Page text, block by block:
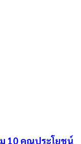
10 คุณประโยชน์